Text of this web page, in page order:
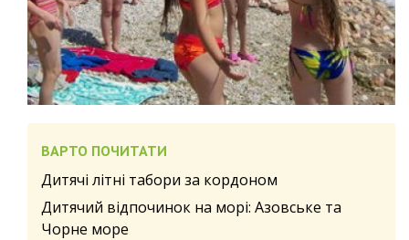
ВАРТО ПОЧИТАТИ
Дитячі літні табори за кордоном
Дитячий відпочинок на морі: Азовське та
Чорне море